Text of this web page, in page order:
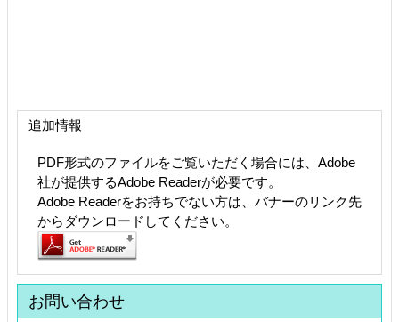
追加情報
PDF形式のファイルをご覧いただく場合には、Adobe
社が提供するAdobe Readerが必要です。
Adobe Readerをお持ちでない方は、バナーのリンク先
からダウンロードしてください。
お問い合わせ